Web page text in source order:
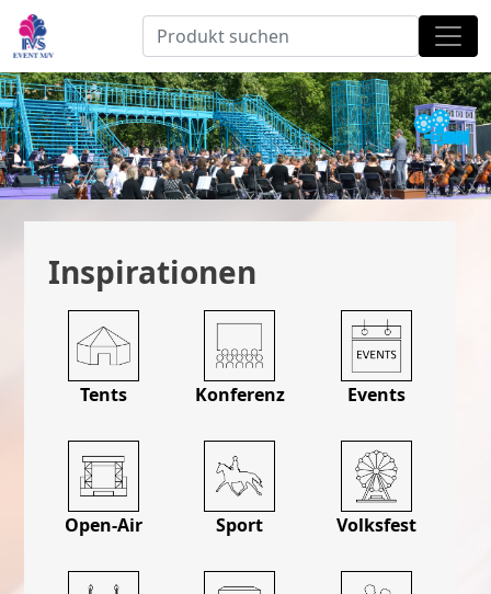
Inspirationen
Tents Konferenz Events
Open-Air Sport Volksfest